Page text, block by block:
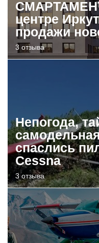
центре
продажи
3 отзыва
Непогода,
спаслись
Cessna
3 отзыва